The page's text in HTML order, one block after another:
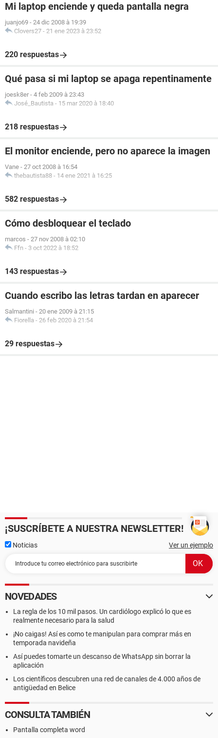
Mi laptop enciende y queda pantalla negra
juanjo69 - 24 dic 2008 à 19:39
Clovers27 - 21 ene 2023 à 23:52
220 respuestas
Qué pasa si mi laptop se apaga repentinamente
joesk8er - 4 feb 2009 à 23:43
José_Bautista - 15 mar 2020 à 18:40
218 respuestas
El monitor enciende, pero no aparece la imagen
Vane - 27 oct 2008 à 16:54
thebautista88 - 14 ene 2021 à 16:25
582 respuestas
Cómo desbloquear el teclado
marcos - 27 nov 2008 à 02:10
Ffn - 3 oct 2022 à 18:52
143 respuestas
Cuando escribo las letras tardan en aparecer
Salmantini - 20 ene 2009 à 21:15
Fiorella - 26 feb 2020 à 21:54
29 respuestas
¡SUSCRÍBETE A NUESTRA NEWSLETTER!
Noticias Ver un ejemplo
NOVEDADES
La regla de los 10 mil pasos. Un cardiólogo explicó lo que es
realmente necesario para la salud
¡No caigas! Así es como te manipulan para comprar más en
temporada navideña
Así puedes tomarte un descanso de WhatsApp sin borrar la
aplicación
Los científicos descubren una red de canales de 4.000 años de
antigüedad en Belice
CONSULTA TAMBIÉN
Pantalla completa word